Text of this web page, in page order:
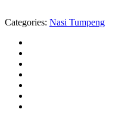
Categories: Nasi Tumpeng